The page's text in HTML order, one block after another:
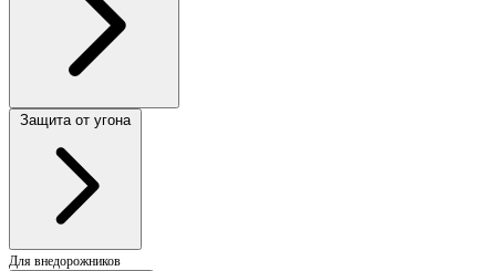
Защита от угона
Для внедорожников